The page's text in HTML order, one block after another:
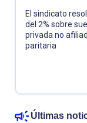
El sindicato
del 2% sobre
privada no
paritaria
Últimas